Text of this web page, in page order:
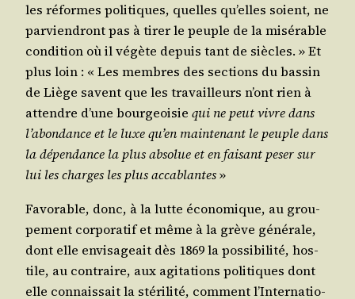
les réformes poli­tiques, quelles qu’elles soient, ne
par­vien­dront pas à tirer le peuple de la misé­rable
condi­tion où il végète depuis tant de siècles. » Et
plus loin : « Les membres des sec­tions du bas­sin
de Liège savent que les tra­vailleurs n’ont rien à
attendre d’une bour­geoi­sie qui ne peut vivre dans
l’a­bon­dance et le luxe qu’en main­te­nant le peuple dans
la dépen­dance la plus abso­lue et en fai­sant peser sur
lui les charges les plus acca­blantes»
Favo­rable, donc, à la lutte éco­no­mique, au grou­
pe­ment cor­po­ra­tif et même à la grève géné­rale,
dont elle envi­sa­geait dès 1869 la pos­si­bi­li­té, hos­
tile, au contraire, aux agi­ta­tions poli­tiques dont
elle connais­sait la sté­ri­li­té, com­ment l’In­ter­na­tio­